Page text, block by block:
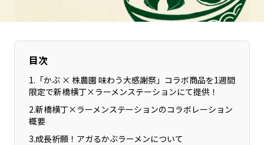
兵庫エリア
岡山エリア
山口エリア
徳島エリア
高知エリア
佐賀エリア
長崎エリア
目次
1. 「かぶ × 株農園 味わう大感謝祭」コラボ商品を1週間
限定で新橋横丁×ラーメンステーションにて提供！
2.新橋横丁×ラーメンステーションのコラボレーション
概要
3.成長祈願！アガるかぶラーメンについて